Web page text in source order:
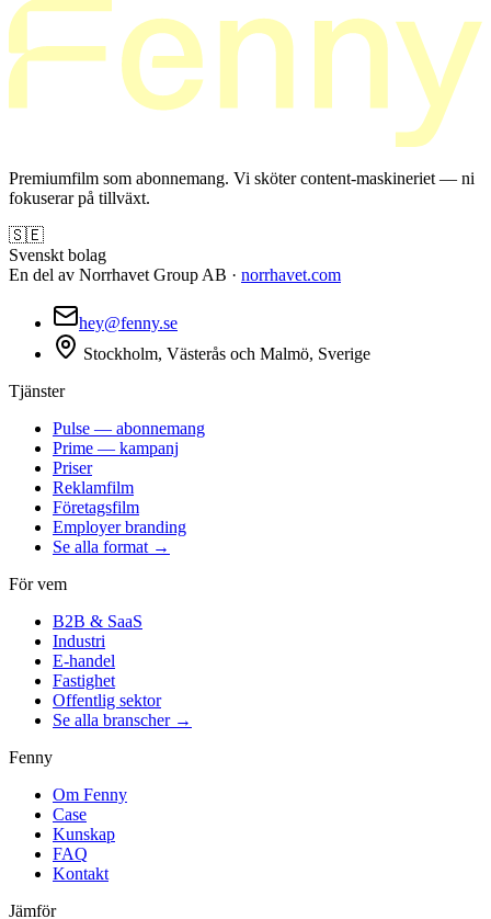
Premiumfilm som abonnemang. Vi sköter content-maskineriet — ni
fokuserar på tillväxt.
🇸🇪
Svenskt bolag
En del av Norrhavet Group AB · norrhavet.com
hey@fenny.se
Stockholm, Västerås och Malmö, Sverige
Tjänster
Pulse — abonnemang
Prime — kampanj
Priser
Reklamfilm
Företagsfilm
Employer branding
Se alla format →
För vem
B2B & SaaS
Industri
E-handel
Fastighet
Offentlig sektor
Se alla branscher →
Fenny
Om Fenny
Case
Kunskap
FAQ
Kontakt
Jämför